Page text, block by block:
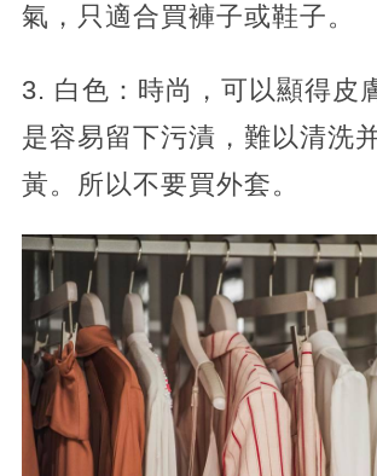
氣，只適合買褲子或鞋子。
3. 白色：時尚，可以顯得皮
是容易留下污漬，難以清洗
黃。所以不要買外套。